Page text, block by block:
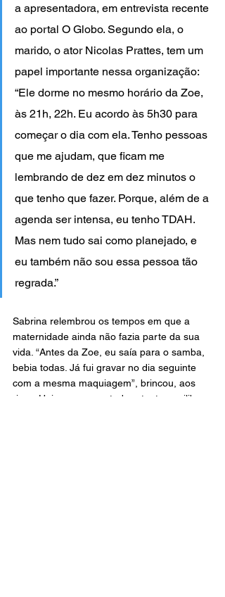
a apresentadora, em entrevista recente
ao portal O Globo. Segundo ela, o
marido, o ator Nicolas Prattes, tem um
papel importante nessa organização:
“Ele dorme no mesmo horário da Zoe,
às 21h, 22h. Eu acordo às 5h30 para
começar o dia com ela. Tenho pessoas
que me ajudam, que ficam me
lembrando de dez em dez minutos o
que tenho que fazer. Porque, além de a
agenda ser intensa, eu tenho TDAH.
Mas nem tudo sai como planejado, e
eu também não sou essa pessoa tão
regrada.”
Sabrina relembrou os tempos em que a
maternidade ainda não fazia parte da sua
vida. “Antes da Zoe, eu saía para o samba,
bebia todas. Já fui gravar no dia seguinte
com a mesma maquiagem”, brincou, aos
risos. Hoje, a apresentadora tenta equilibrar